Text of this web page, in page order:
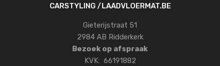
CARSTYLING /LAADVLOERMAT.BE
Gieterijstraat 51
2984 AB Ridderkerk
Bezoek op afspraak
KVK: 66191882